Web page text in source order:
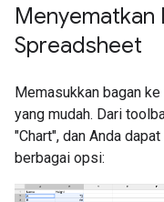
Menyematkan
Spreadsheet
Memasukkan bagan
yang mudah. Dari
"Chart", dan Anda
berbagai opsi: